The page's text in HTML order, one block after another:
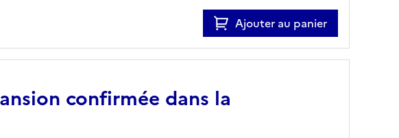
Ajouter au panier
confirmée dans la